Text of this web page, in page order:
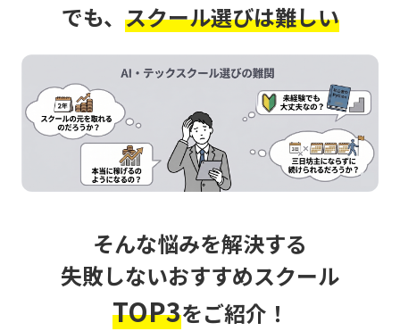
でも、 スクール選びは難しい
そんな悩みを解決する
失敗しないおすすめスクール
TOP3をご紹介！